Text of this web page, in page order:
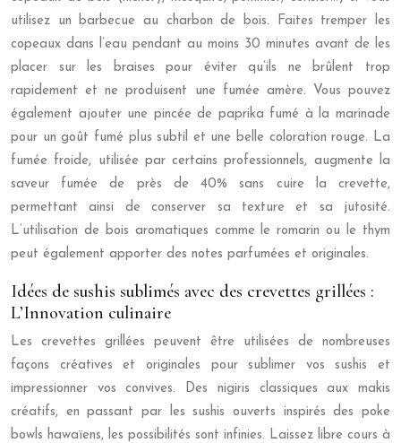
utilisez un barbecue au charbon de bois. Faites tremper les
copeaux dans l’eau pendant au moins 30 minutes avant de les
placer sur les braises pour éviter qu’ils ne brûlent trop
rapidement et ne produisent une fumée amère. Vous pouvez
également ajouter une pincée de paprika fumé à la marinade
pour un goût fumé plus subtil et une belle coloration rouge. La
fumée froide, utilisée par certains professionnels, augmente la
saveur fumée de près de 40% sans cuire la crevette,
permettant ainsi de conserver sa texture et sa jutosité.
L’utilisation de bois aromatiques comme le romarin ou le thym
peut également apporter des notes parfumées et originales.
Idées de sushis sublimés avec des crevettes grillées :
L’Innovation culinaire
Les crevettes grillées peuvent être utilisées de nombreuses
façons créatives et originales pour sublimer vos sushis et
impressionner vos convives. Des nigiris classiques aux makis
créatifs, en passant par les sushis ouverts inspirés des poke
bowls hawaïens, les possibilités sont infinies. Laissez libre cours à